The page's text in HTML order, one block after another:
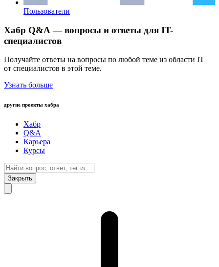
Пользователи
Хабр Q&A — вопросы и ответы для IT-
специалистов
Получайте ответы на вопросы по любой теме из области IT
от специалистов в этой теме.
Узнать больше
другие проекты хабра
Хабр
Q&A
Карьера
Курсы
Закрыть